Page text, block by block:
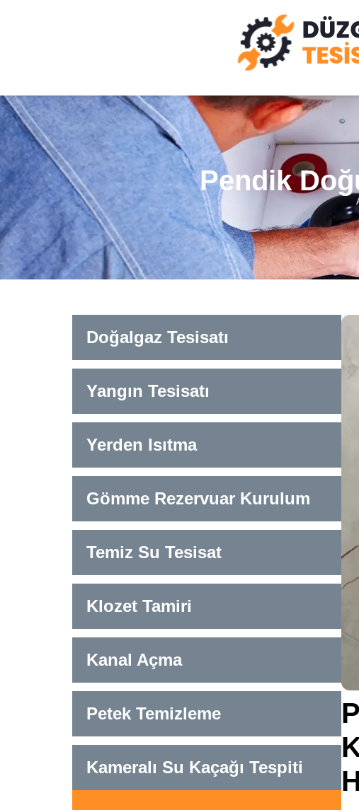
Pendik
Doğalgaz Tesisatı
Yangın Tesisatı
Yerden Isıtma
Gömme Rezervuar Kurulum
Temiz Su Tesisat
Klozet Tamiri
Kanal Açma
Petek Temizleme
Kameralı Su Kaçağı Tespiti